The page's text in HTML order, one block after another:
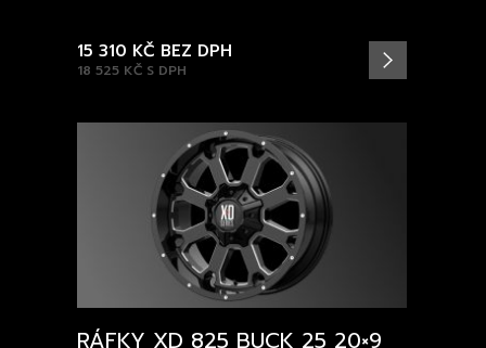
18 525 KČ S DPH
15 310 KČ BEZ DPH
RÁFKY XD 825 BUCK 25 20×9